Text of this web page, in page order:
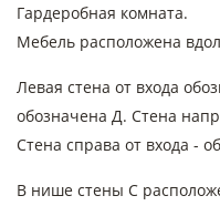
Гардеробная комната.
Мебель расположена
Левая стена от входа
обозначена Д. Стена
Стена справа от входа -
В нише стены С